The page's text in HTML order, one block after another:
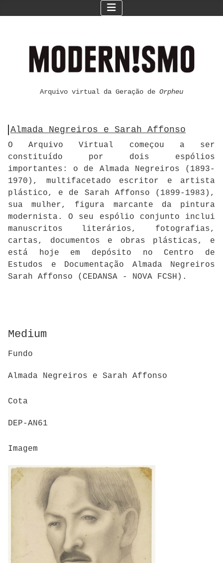
Arquivo virtual da Geração de Orpheu
Almada Negreiros e Sarah Affonso
O Arquivo Virtual começou a ser
constituído por dois espólios
importantes: o de Almada Negreiros (1893-
1970), multifacetado escritor e artista
plástico, e de Sarah Affonso (1899-1983),
sua mulher, figura marcante da pintura
modernista. O seu espólio conjunto inclui
manuscritos literários, fotografias,
cartas, documentos e obras plásticas, e
está hoje em depósito no Centro de
Estudos e Documentação Almada Negreiros
Sarah Affonso (CEDANSA - NOVA FCSH).
Medium
Fundo
Almada Negreiros e Sarah Affonso
Cota
DEP-AN61
Imagem